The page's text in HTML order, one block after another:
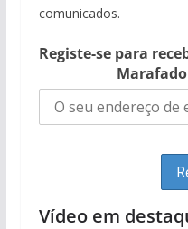
comunicados.
Registe-se para
Vídeo em